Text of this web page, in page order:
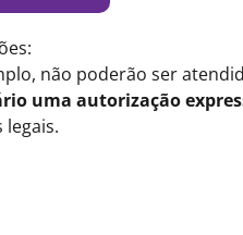
não poderão ser
uma autorização
legais.